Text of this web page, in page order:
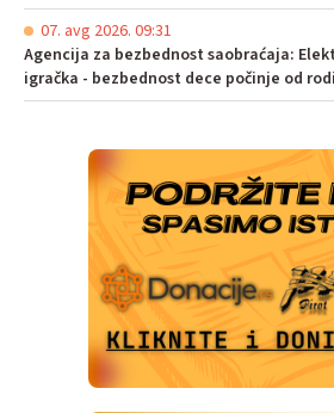
07. avg 2026. 09:31
Agencija za bezbednost saobraćaja:
igračka - bezbednost dece počinje od